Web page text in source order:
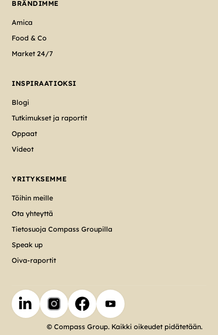
BRÄNDIMME
Amica
Food & Co
Market 24/7
INSPIRAATIOKSI
Blogi
Tutkimukset ja raportit
Oppaat
Videot
YRITYKSEMME
Töihin meille
Ota yhteyttä
Tietosuoja Compass Groupilla
Speak up
Oiva-raportit
© Compass Group. Kaikki oikeudet pidätetään.